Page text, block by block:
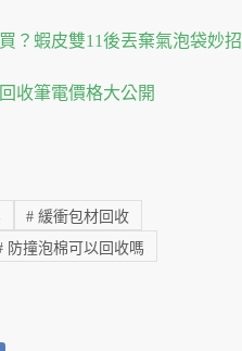
？蝦皮雙11後丟棄氣泡袋妙招
收筆電價格大公開
# 緩衝包材回收
防撞泡棉可以回收嗎